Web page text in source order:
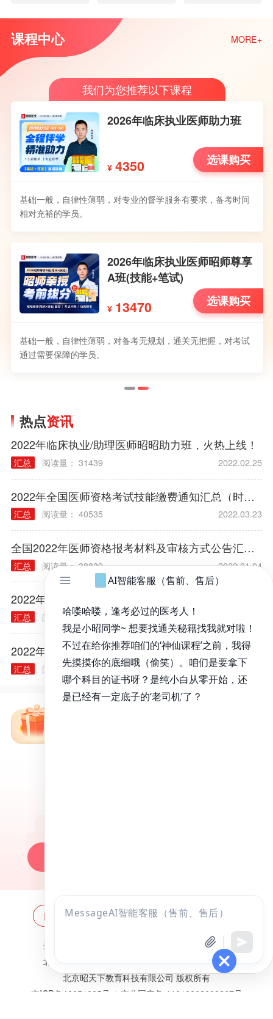
课程中心 MORE+
我们为您推荐以下课程
2026年临床执业医师助力班
¥ 4350 选课购买
基础一般，自律性薄弱，对专业的督学服务有要求，备考时间
相对充裕的学员。
2026年临床执业医师昭师尊享
A班(技能+笔试)
¥ 13470 选课购买
基础一般，自律性薄弱，对备考无规划，通关无把握，对考试
通过需要保障的学员。
热点资讯
2022年临床执业/助理医师昭昭助力班，火热上线！
汇总 阅读量： 31439 2022.02.25
2022年全国医师资格考试技能缴费通知汇总（时间/方式/标准）
汇总 阅读量： 40535 2022.03.23
全国2022年医师资格报考材料及审核方式公告汇总（各考区）
汇总 阅读量： 38839 2022.01.04
2022年医师资格考试报名规定常见问题汇总
汇总 阅读量： 40314
2022年各类执业/助理医师实践技能大纲汇总
汇总 阅读量： 40240 2021.11.30
网站地图 全国分校 关于昭昭
违法和不良信息举报邮箱：
zzjy-fw@yikao88.com
北京市西城区宣武门东河沿街69号正弘大厦208室
北京昭天下教育科技有限公司 版权所有
京ICP备18051095号-1 京公网安备 11010202009207号
点击
全部考试 免费试听